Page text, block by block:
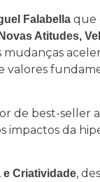
Falabella que
Atitudes,
de best-seller
impactos da
e Criatividade,